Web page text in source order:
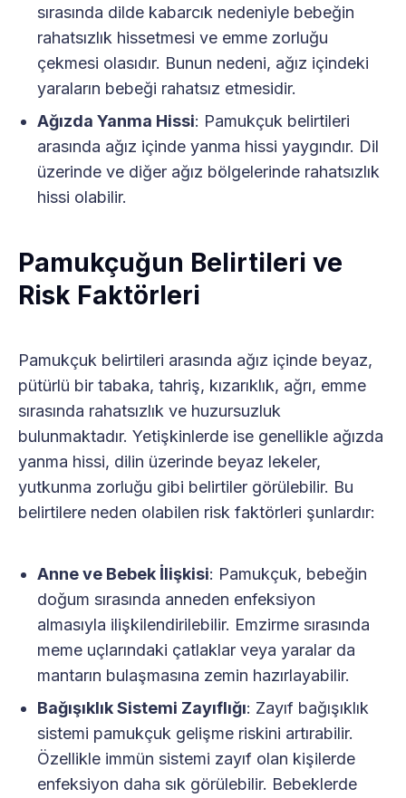
sırasında dilde kabarcık nedeniyle bebeğin
rahatsızlık hissetmesi ve emme zorluğu
çekmesi olasıdır. Bunun nedeni, ağız içindeki
yaraların bebeği rahatsız etmesidir.
Ağızda Yanma Hissi: Pamukçuk belirtileri
arasında ağız içinde yanma hissi yaygındır. Dil
üzerinde ve diğer ağız bölgelerinde rahatsızlık
hissi olabilir.
Pamukçuğun Belirtileri ve
Risk Faktörleri
Pamukçuk belirtileri arasında ağız içinde beyaz,
pütürlü bir tabaka, tahriş, kızarıklık, ağrı, emme
sırasında rahatsızlık ve huzursuzluk
bulunmaktadır. Yetişkinlerde ise genellikle ağızda
yanma hissi, dilin üzerinde beyaz lekeler,
yutkunma zorluğu gibi belirtiler görülebilir. Bu
belirtilere neden olabilen risk faktörleri şunlardır:
Anne ve Bebek İlişkisi: Pamukçuk, bebeğin
doğum sırasında anneden enfeksiyon
almasıyla ilişkilendirilebilir. Emzirme sırasında
meme uçlarındaki çatlaklar veya yaralar da
mantarın bulaşmasına zemin hazırlayabilir.
Bağışıklık Sistemi Zayıflığı: Zayıf bağışıklık
sistemi pamukçuk gelişme riskini artırabilir.
Özellikle immün sistemi zayıf olan kişilerde
enfeksiyon daha sık görülebilir. Bebeklerde